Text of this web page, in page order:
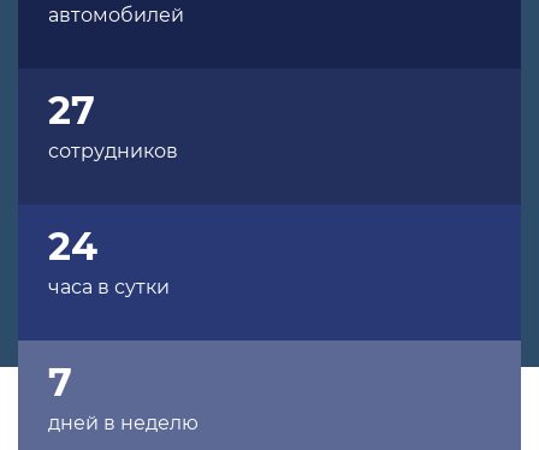
автомобилей
27
сотрудников
24
часа в сутки
7
дней в неделю